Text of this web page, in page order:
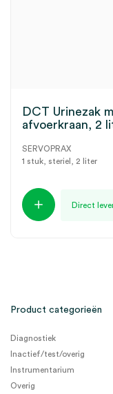
DCT Urinezak
afvoerkraan, 2
SERVOPRAX
1 stuk, steriel, 2 liter
Direct
Product categorieën
Diagnostiek
Inactief/test/overig
Instrumentarium
Overig